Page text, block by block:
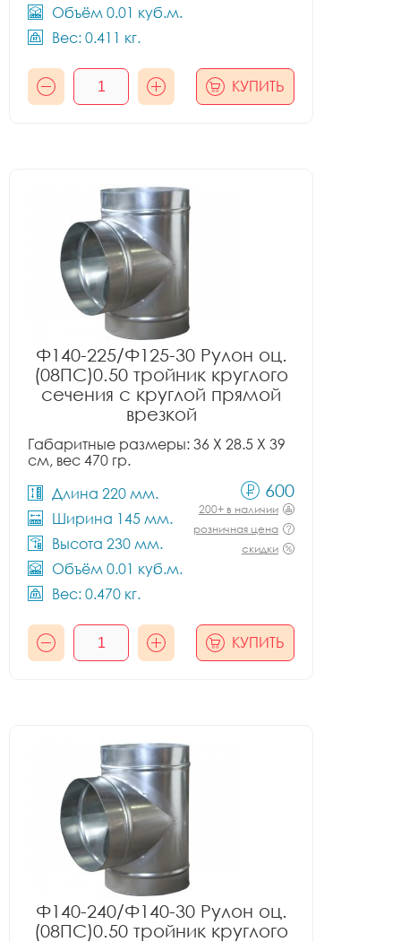
Объём 0.01 куб.м.
Вес: 0.411 кг.
КУПИТЬ
Ф140-225/Ф125-30 Рулон оц.
(08ПС)0.50 тройник круглого
сечения с круглой прямой
врезкой
Габаритные размеры: 36 X 28.5 X 39
см, вес 470 гр.
Длина 220 мм.
Ширина 145 мм.
Высота 230 мм.
Объём 0.01 куб.м.
Вес: 0.470 кг.
600
200+ в наличии
розничная цена
скидки
КУПИТЬ
Ф140-240/Ф140-30 Рулон оц.
(08ПС)0.50 тройник круглого